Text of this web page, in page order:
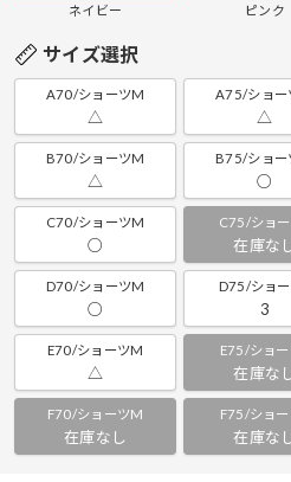
ネイビー ピンク
サイズ選択
A70/ショーツM
△
A75/ショー
△
B70/ショーツM
△
B75/ショー
○
C70/ショーツM
○
C75/ショー
在庫な
D70/ショーツM
○
D75/ショー
3
E70/ショーツM
△
E75/ショー
在庫な
F70/ショーツM
在庫なし
F75/ショー
在庫な